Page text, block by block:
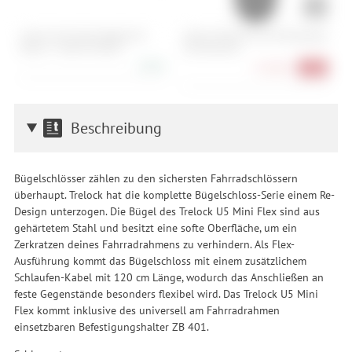
Beschreibung
Bügelschlösser zählen zu den sichersten Fahrradschlössern
überhaupt. Trelock hat die komplette Bügelschloss-Serie einem Re-
Design unterzogen. Die Bügel des Trelock U5 Mini Flex sind aus
gehärtetem Stahl und besitzt eine softe Oberfläche, um ein
Zerkratzen deines Fahrradrahmens zu verhindern. Als Flex-
Ausführung kommt das Bügelschloss mit einem zusätzlichem
Schlaufen-Kabel mit 120 cm Länge, wodurch das Anschließen an
feste Gegenstände besonders flexibel wird. Das Trelock U5 Mini
Flex kommt inklusive des universell am Fahrradrahmen
einsetzbaren Befestigungshalter ZB 401.